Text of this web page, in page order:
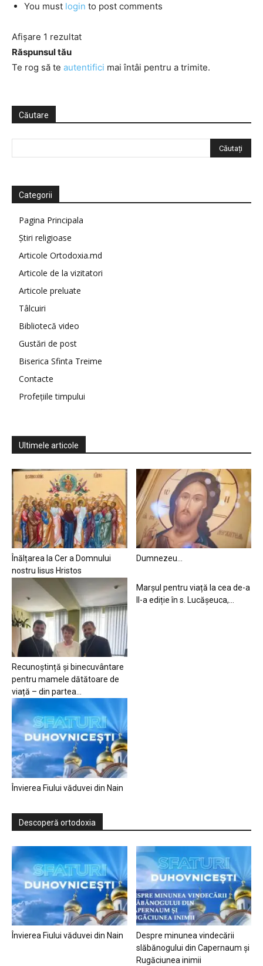
You must login to post comments
Afișare 1 rezultat
Răspunsul tău
Te rog să te autentifici mai întâi pentru a trimite.
Căutare
Categorii
Pagina Principala
Știri religioase
Articole Ortodoxia.md
Articole de la vizitatori
Articole preluate
Tâlcuiri
Bibliotecă video
Gustări de post
Biserica Sfinta Treime
Contacte
Profețiile timpului
Ultimele articole
Înălțarea la Cer a Domnului
nostru Iisus Hristos
Dumnezeu…
Recunoștință și binecuvântare
pentru mamele dătătoare de
viață – din partea...
Marșul pentru viață la cea de-a
II-a ediție în s. Lucășeuca,...
Învierea Fiului văduvei din Nain
Descoperă ortodoxia
Învierea Fiului văduvei din Nain
Despre minunea vindecării
slăbănogului din Capernaum și
Rugăciunea inimii